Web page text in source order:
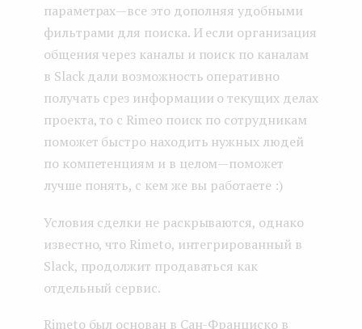
параметрах — все это дополняя удобными
фильтрами для поиска. И если организация
общения через каналы и поиск по каналам
в Slack дали возможность оперативно
получать срез информации о текущих делах
проекта, то с Rimeo поиск по сотрудникам
поможет быстро находить нужных людей
по компетенциям и в целом — поможет
лучше понять, с кем же вы работаете :)
Условия сделки не раскрываются, однако
известно, что Rimeto, интегрированный в
Slack, продолжит продаваться как
отдельный сервис.
Rimeto был основан в Сан-Франциско в